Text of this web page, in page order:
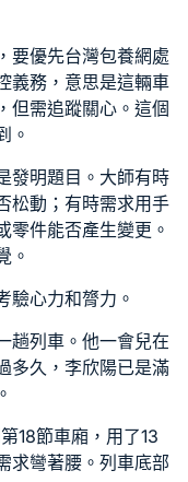
要優先台灣包養網處
義務，意思是這輛車
但需追蹤關心。這個
。
發明題目。大師有時
松動；有時需求用手
零件能否產生變更。
。
驗心力和膂力。
趟列車。他一會兒在
多久，李欣陽已是滿
。
18節車廂，用了13
求彎著腰。列車底部